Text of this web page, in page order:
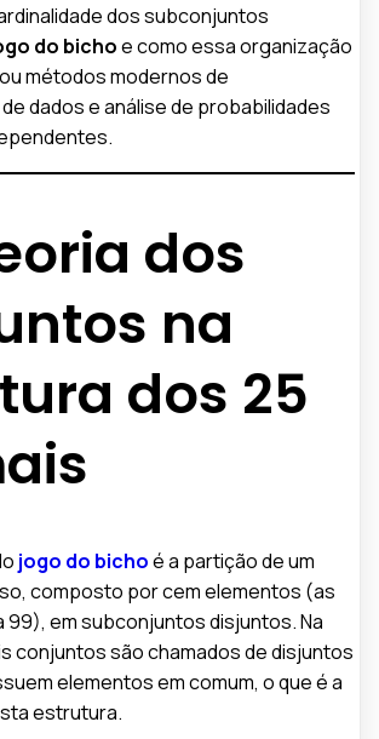
dos subconjuntos
do bichoe como essa organização
métodos modernos de
dados e análise de probabilidades
dos
na
dos 25
jogo do bichoé a partição de um
composto por cem elementos (as
99), em subconjuntos disjuntos. Na
conjuntos são chamados de disjuntos
elementos em comum, o que é a
estrutura.